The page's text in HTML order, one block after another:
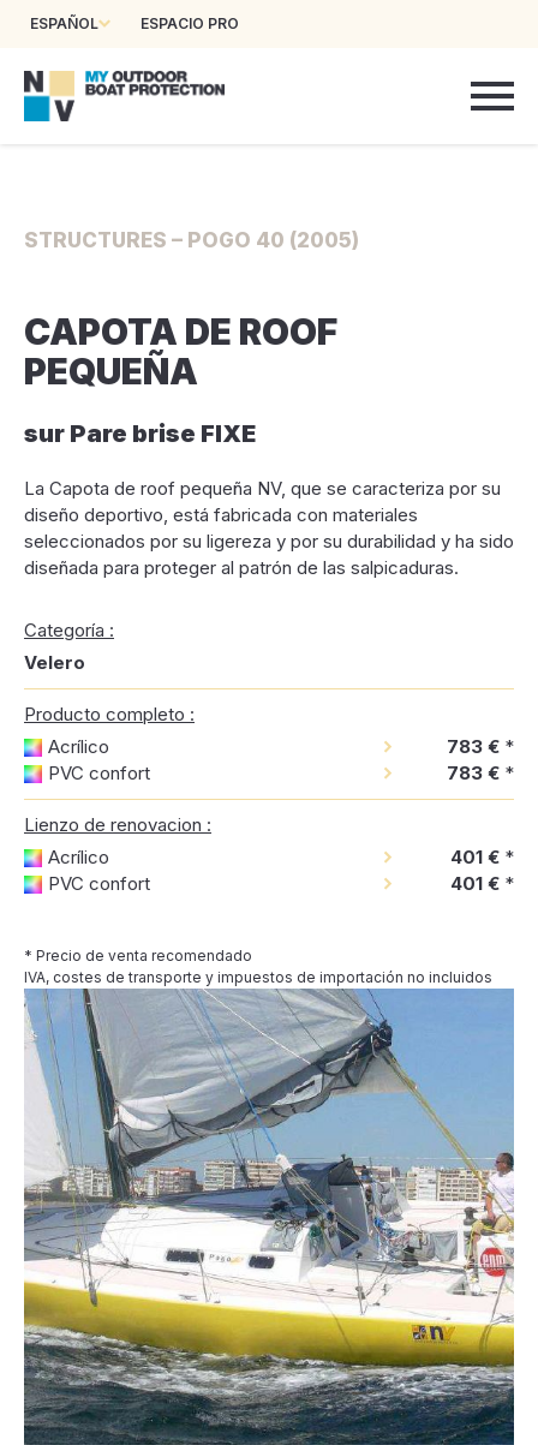
ESPAÑOL ESPACIO PRO
STRUCTURES – POGO 40 (2005)
CAPOTA DE ROOF
PEQUEÑA
sur Pare brise FIXE
La Capota de roof pequeña NV, que se caracteriza por su
diseño deportivo, está fabricada con materiales
seleccionados por su ligereza y por su durabilidad y ha sido
diseñada para proteger al patrón de las salpicaduras.
Categoría :
Velero
Producto completo :
Acrílico
783 € *
PVC confort
783 € *
Lienzo de renovacion :
Acrílico
401 € *
PVC confort
401 € *
* Precio de venta recomendado
IVA, costes de transporte y impuestos de importación no incluidos